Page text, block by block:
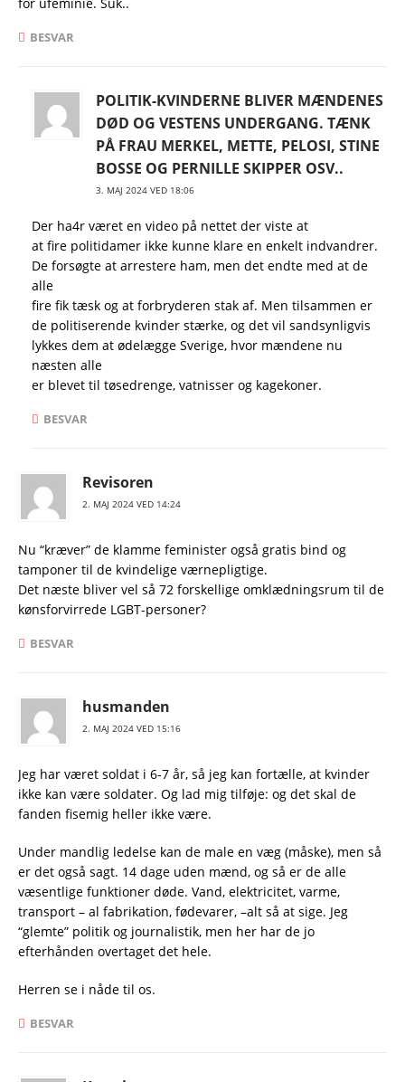
BESVAR
POLITIK-KVINDERNE BLIVER MÆNDENES
DØD OG VESTENS UNDERGANG. TÆNK
PÅ FRAU MERKEL, METTE, PELOSI, STINE
BOSSE OG PERNILLE SKIPPER OSV..
3. MAJ 2024 VED 18:06
Der ha4r været en video på nettet der viste at
at fire politidamer ikke kunne klare en enkelt indvandrer.
De forsøgte at arrestere ham, men det endte med at de
alle
fire fik tæsk og at forbryderen stak af. Men tilsammen er
de politiserende kvinder stærke, og det vil sandsynligvis
lykkes dem at ødelægge Sverige, hvor mændene nu
næsten alle
er blevet til tøsedrenge, vatnisser og kagekoner.
BESVAR
Revisoren
2. MAJ 2024 VED 14:24
Nu “kræver” de klamme feminister også gratis bind og
tamponer til de kvindelige værnepligtige.
Det næste bliver vel så 72 forskellige omklædningsrum til de
kønsforvirrede LGBT-personer?
BESVAR
husmanden
2. MAJ 2024 VED 15:16
Jeg har været soldat i 6-7 år, så jeg kan fortælle, at kvinder
ikke kan være soldater. Og lad mig tilføje: og det skal de
fanden fisemig heller ikke være.
Under mandlig ledelse kan de male en væg (måske), men så
er det også sagt. 14 dage uden mænd, og så er de alle
væsentlige funktioner døde. Vand, elektricitet, varme,
transport – al fabrikation, fødevarer, –alt så at sige. Jeg
“glemte” politik og journalistik, men her har de jo
efterhånden overtaget det hele.
Herren se i nåde til os.
BESVAR